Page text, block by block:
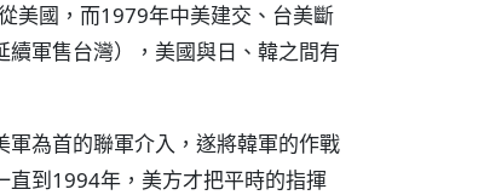
美國，而1979年中美建交、台美斷
軍售台灣），美國與日、韓之間有
為首的聯軍介入，遂將韓軍的作戰
直到1994年，美方才把平時的指揮